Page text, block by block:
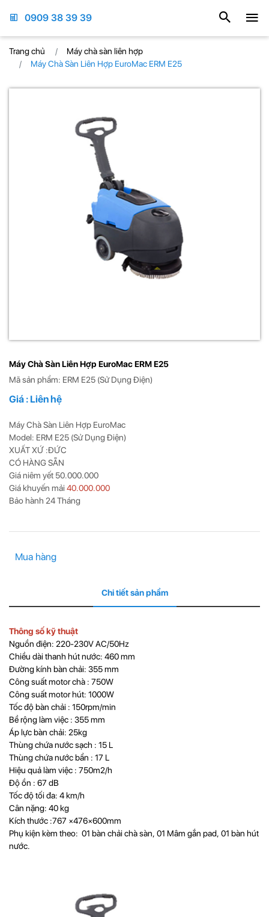
0909 38 39 39
Trang chủ
Máy chà sàn liên hợp
Máy Chà Sàn Liên Hợp EuroMac ERM E25
Máy Chà Sàn Liên Hợp EuroMac ERM E25
Mã sản phẩm: ERM E25 (Sử Dụng Điện)
Giá : Liên hệ
Máy Chà Sàn Liên Hợp EuroMac
Model: ERM E25 (Sử Dụng Điện)
XUẤT XỨ :ĐỨC
CÓ HÀNG SẴN
Giá niêm yết 50.000.000
Giá khuyến mải 40.000.000
Bảo hành 24 Tháng
Mua hàng
Chi tiết sản phẩm
Thông số kỹ thuật
Nguồn điện: 220-230V AC/50Hz
Chiều dài thanh hút nước: 460 mm
Đường kính bàn chải: 355 mm
Công suất motor chà : 750W
Công suất motor hút: 1000W
Tốc độ bàn chải : 150rpm/min
Bề rộng làm việc : 355 mm
Áp lực bàn chải: 25kg
Thùng chứa nước sạch : 15 L
Thùng chứa nước bẩn : 17 L
Hiệu quả làm việc : 750m2/h
Độ ồn : 67 dB
Tốc độ tối đa: 4 km/h
Cân nặng: 40 kg
Kích thước :767 ×476×600mm
Phụ kiện kèm theo: 01 bàn chải chà sàn, 01 Mâm gắn pad, 01 bàn hút
nước.